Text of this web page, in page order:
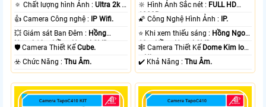
🔅 Chất lượng hình Ảnh :Ultra 2k +
.
👍 Camera Công nghệ :
IP Wifi.
💥 Giám sát Ban Đêm : Hồng
Ngoại 10m Hồng Ngoại SMD.
🛡 Camera Thiết KếCube.
️☣️ Chức Năng :Thu Âm.
🔆 Hình Ảnh Sắc nét : FULL HD
1080P .
🌠 Công Nghệ Hình Ảnh :
IP.
⭐ Khi xem thiếu sáng : Hồng Ngoại
10m Hồng Ngoại SMD.
🕸️ Camera Thiết Kế Dome Kim loại
+ Nhựa.
️✔️ Khả Năng :Thu Âm.